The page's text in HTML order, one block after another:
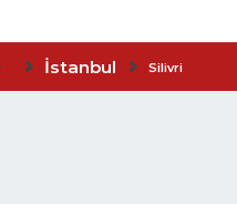
İstanbul Silivri